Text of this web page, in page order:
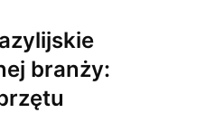
branży: